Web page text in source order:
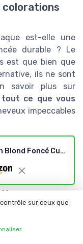
colorations
est-elle une
durable ? Le
est que bien que
ils ne sont
savoir plus sur
tout ce que vous
impeccables
gloss
creme
de l'e-commerce
Coloration Permanente ESalon Blond Foncé Cuivré Doré 7CG
sur ceux que